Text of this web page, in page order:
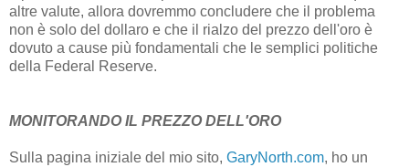
altre valute, allora dovremmo concludere che il problema
non è solo del dollaro e che il rialzo del prezzo dell'oro è
dovuto a cause più fondamentali che le semplici politiche
della Federal Reserve.
MONITORANDO IL PREZZO DELL'ORO
Sulla pagina iniziale del mio sito, GaryNorth.com, ho un